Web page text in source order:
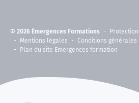
© 2026 Émergences Formations
Mentions légales
Conditions générales
Plan du site Emergences formation